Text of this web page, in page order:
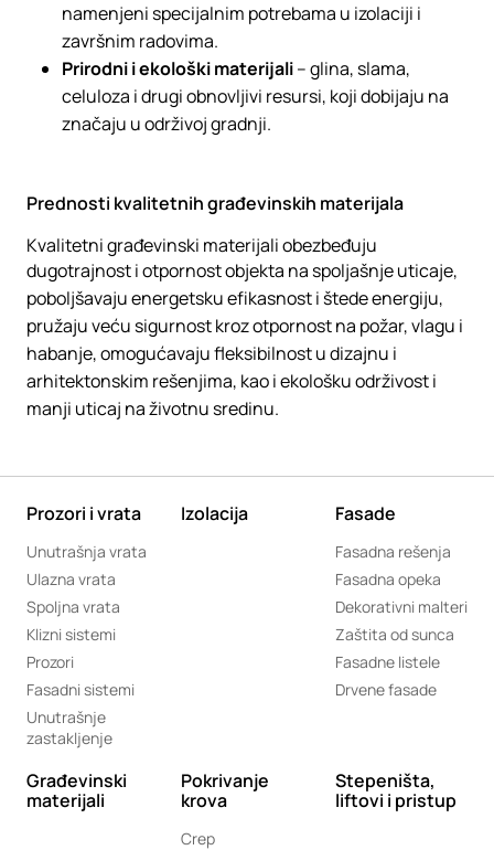
namenjeni specijalnim potrebama u izolaciji i
završnim radovima.
Prirodni i ekološki materijali– glina, slama,
celuloza i drugi obnovljivi resursi, koji dobijaju na
značaju u održivoj gradnji.
Prednosti kvalitetnih građevinskih materijala
Kvalitetni građevinski materijali obezbeđuju
dugotrajnost i otpornost objekta na spoljašnje uticaje,
poboljšavaju energetsku efikasnost i štede energiju,
pružaju veću sigurnost kroz otpornost na požar, vlagu i
habanje, omogućavaju fleksibilnost u dizajnu i
arhitektonskim rešenjima, kao i ekološku održivost i
manji uticaj na životnu sredinu.
Prozori i vrata
Unutrašnja vrata
Ulazna vrata
Spoljna vrata
Klizni sistemi
Prozori
Fasadni sistemi
Unutrašnje
zastakljenje
Izolacija Fasade
Fasadna rešenja
Fasadna opeka
Dekorativni malteri
Zaštita od sunca
Fasadne listele
Drvene fasade
Građevinski
materijali
Pokrivanje
krova
Crep
Stepeništa,
liftovi i pristup